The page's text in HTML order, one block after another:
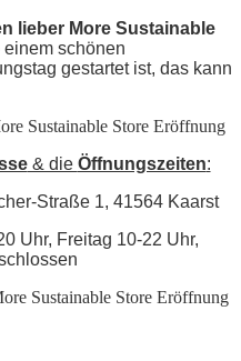
lieber More Sustainable
schönen
gestartet ist, das kann
& die Öffnungszeiten:
Straße 1, 41564 Kaarst
Uhr, Freitag 10-22 Uhr,